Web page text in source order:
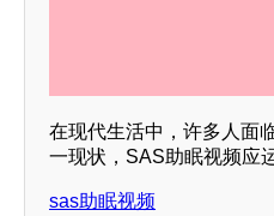
在现代生活中，许多人面
一现状，SAS助眠视频应
sas助眠视频